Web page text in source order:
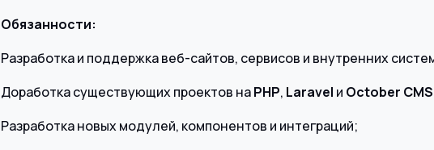
Обязанности:
Разработка и поддержка веб-сайтов, сервисов и внутренних
Доработка существующих проектов наPHP, Laravel и October
Разработка новых модулей, компонентов и интеграций;